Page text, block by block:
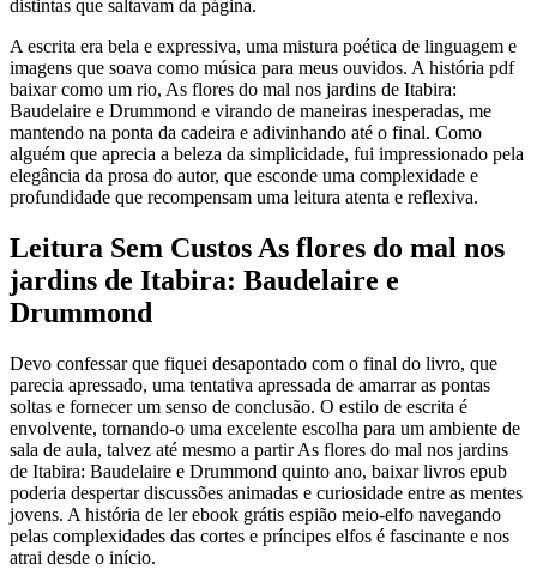
distintas que saltavam da página.
A escrita era bela e expressiva, uma mistura poética de linguagem e
imagens que soava como música para meus ouvidos. A história pdf
baixar como um rio, As flores do mal nos jardins de Itabira:
Baudelaire e Drummond e virando de maneiras inesperadas, me
mantendo na ponta da cadeira e adivinhando até o final. Como
alguém que aprecia a beleza da simplicidade, fui impressionado pela
elegância da prosa do autor, que esconde uma complexidade e
profundidade que recompensam uma leitura atenta e reflexiva.
Leitura Sem Custos As flores do mal nos
jardins de Itabira: Baudelaire e
Drummond
Devo confessar que fiquei desapontado com o final do livro, que
parecia apressado, uma tentativa apressada de amarrar as pontas
soltas e fornecer um senso de conclusão. O estilo de escrita é
envolvente, tornando-o uma excelente escolha para um ambiente de
sala de aula, talvez até mesmo a partir As flores do mal nos jardins
de Itabira: Baudelaire e Drummond quinto ano, baixar livros epub
poderia despertar discussões animadas e curiosidade entre as mentes
jovens. A história de ler ebook grátis espião meio-elfo navegando
pelas complexidades das cortes e príncipes elfos é fascinante e nos
atrai desde o início.